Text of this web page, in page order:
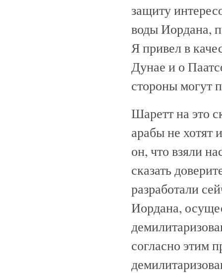
защиту
воды Иордана,
Я привел в
Дунае и о
стороны могут
Шаретт на это
арабы не хотят
он, что взяли
сказать
разработали
Иордана,
согласно этим